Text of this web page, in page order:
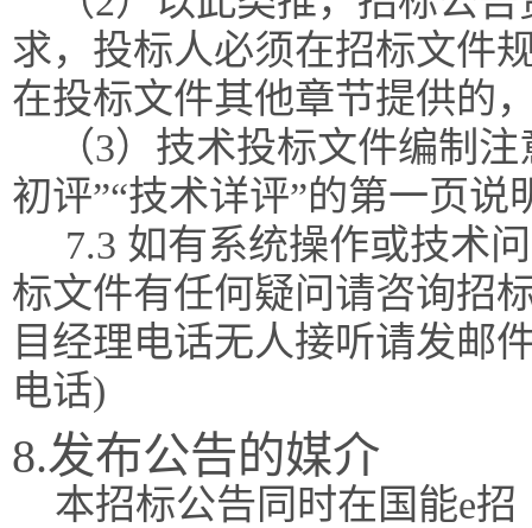
求，投标人必须在招标文件
在投标文件其他章节提供的
（3）技术投标文件编制
初评”“技术详评”的第一页说
7.3 如有系统操作或技术
标文件有任何疑问请咨询招
目经理电话无人接听请发邮
电话)
8.发布公告的媒介
本招标公告同时在国能e招